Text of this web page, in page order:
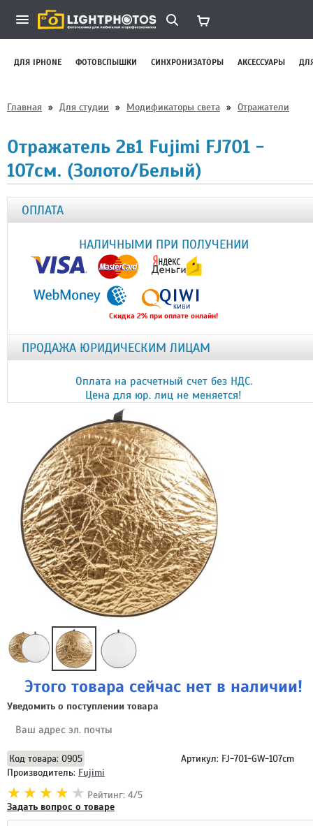
ДЛЯ IPHONE ФОТОВСПЫШКИ СИНХРОНИЗАТОРЫ АКСЕССУАРЫ
Главная » Для студии » Модификаторы света » Отражатели
Отражатель 2в1 Fujimi FJ701 -
107см. (Золото/Белый)
ОПЛАТА
НАЛИЧНЫМИ ПРИ ПОЛУЧЕНИИ
Скидка 2% при оплате онлайн!
ПРОДАЖА ЮРИДИЧЕСКИМ ЛИЦАМ
Оплата на расчетный счет без НДС.
Цена для юр. лиц не меняется!
Этого товара сейчас нет в наличии!
Уведомить о поступлении товара
Код товара: 0905
Артикул: FJ-701-GW-107cm
Производитель: Fujimi
Рейтинг: 4/5
Задать вопрос о товаре